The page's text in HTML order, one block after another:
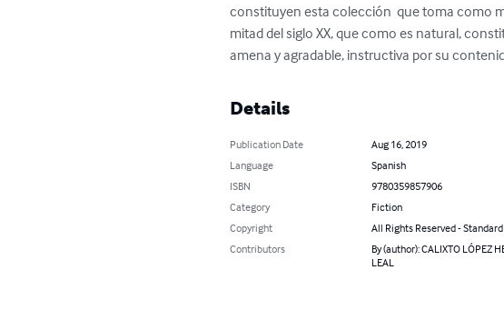
constituyen esta colección  que toma como
mitad del siglo XX, que como es natural,
amena y agradable, instructiva por su
Details
Publication Date
Aug 16, 2019
Language
Spanish
ISBN
9780359857906
Category
Fiction
Copyright
All Rights Reserved -
Contributors
By (author): CALIXTO LÓPEZ
LEAL